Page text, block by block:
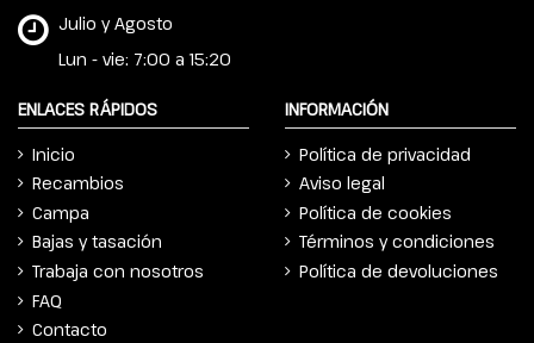
Julio y Agosto
Lun - vie: 7:00 a 15:20
ENLACES RÁPIDOS
Inicio
Recambios
Campa
Bajas y tasación
Trabaja con nosotros
FAQ
Contacto
INFORMACIÓN
Política de privacidad
Aviso legal
Política de cookies
Términos y condiciones
Política de devoluciones